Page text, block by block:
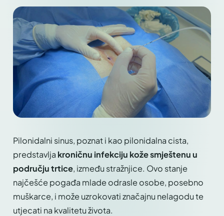
Pilonidalni sinus, poznat i kao pilonidalna cista,
predstavlja kroničnu infekciju kože smještenu u
području trtice, između stražnjice. Ovo stanje
najčešće pogađa mlade odrasle osobe, posebno
muškarce, i može uzrokovati značajnu nelagodu te
utjecati na kvalitetu života.